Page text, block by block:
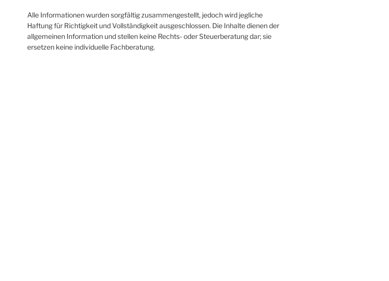
Alle Informationen wurden sorgfältig zusammengestellt, jedoch wird jegliche
Haftung für Richtigkeit und Vollständigkeit ausgeschlossen. Die Inhalte dienen der
allgemeinen Information und stellen keine Rechts- oder Steuerberatung dar; sie
ersetzen keine individuelle Fachberatung.